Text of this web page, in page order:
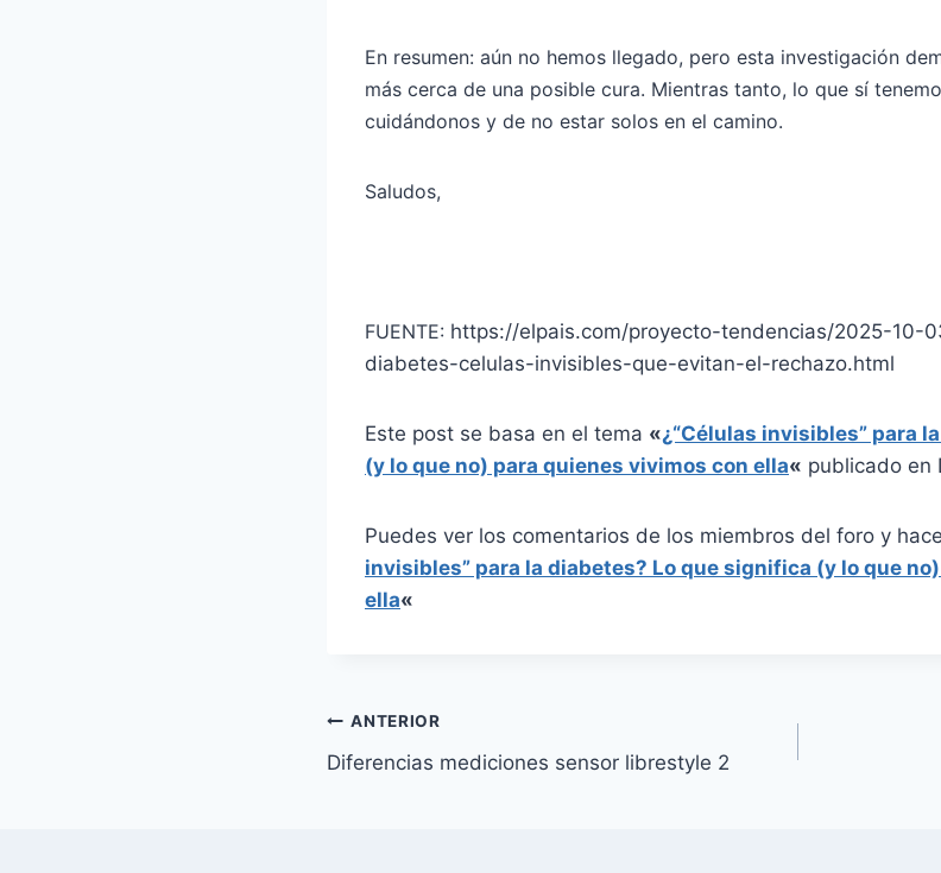
En resumen: aún no hemos llegado, pero esta investigación
más cerca de una posible cura. Mientras tanto, lo que sí
cuidándonos y de no estar solos en el camino.
Saludos,
FUENTE: https://elpais.com/proyecto-tendencias/2025-10-
diabetes-celulas-invisibles-que-evitan-el-rechazo.html
Este post se basa en el tema «¿“Células invisibles” para
(y lo que no) para quienes vivimos con ella« publicado en
Puedes ver los comentarios de los miembros del foro y
invisibles” para la diabetes? Lo que significa (y lo que
ella«
Navegación
de
ANTERIOR
Diferencias mediciones sensor librestyle 2